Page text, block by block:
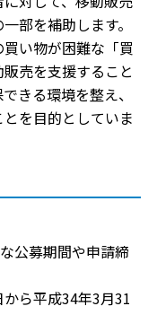
部を補助します。
い物が困難な「買
売を支援すること
きる環境を整え、
を目的としていま
公募期間や申請締
ら平成34年3月31